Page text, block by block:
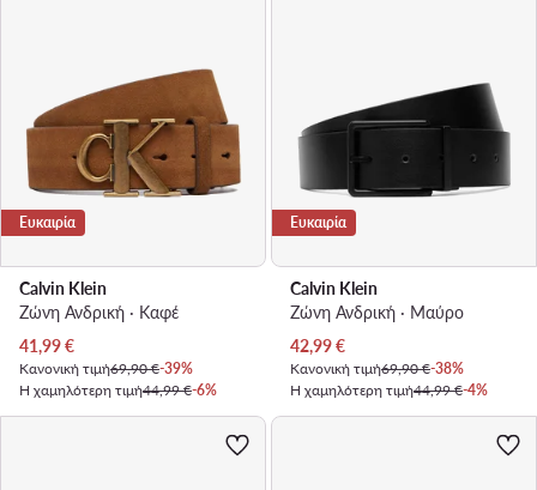
Ευκαιρία
Calvin Klein
Ζώνη Ανδρική · Καφέ
Τρέχουσα τιμή
41,99€
Κανονική τιμή69,90 €-39%
Η χαμηλότερη τιμή44,99 €-6%
Ευκαιρία
Calvin Klein
Ζώνη Ανδρική · Μαύρο
Τρέχουσα τιμή
42,99€
Κανονική τιμή69,90 €-38%
Η χαμηλότερη τιμή44,99 €-4%